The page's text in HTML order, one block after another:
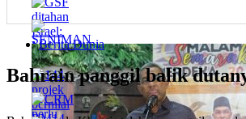
Berita Dunia
Bahrain panggil balik